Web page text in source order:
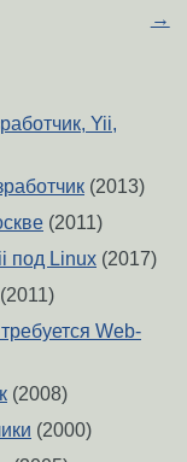
→
Yii,
(2013)
(2011)
под Linux (2017)
(2011)
Web-
(2008)
(2000)